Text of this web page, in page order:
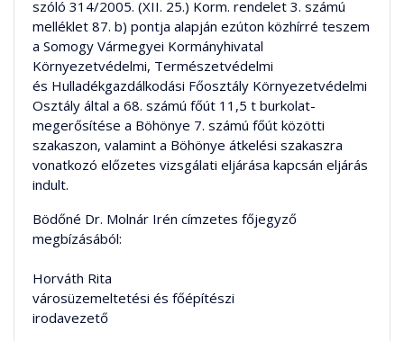
szóló 314/2005. (XII. 25.) Korm. rendelet 3. számú
melléklet 87. b) pontja alapján ezúton közhírré teszem
a Somogy Vármegyei Kormányhivatal
Környezetvédelmi, Természetvédelmi
és Hulladékgazdálkodási Főosztály Környezetvédelmi
Osztály által a 68. számú főút 11,5 t burkolat-
megerősítése a Böhönye 7. számú főút közötti
szakaszon, valamint a Böhönye átkelési szakaszra
vonatkozó előzetes vizsgálati eljárása kapcsán eljárás
indult.
Bödőné Dr. Molnár Irén címzetes főjegyző
megbízásából:
Horváth Rita
városüzemeltetési és főépítészi
irodavezető